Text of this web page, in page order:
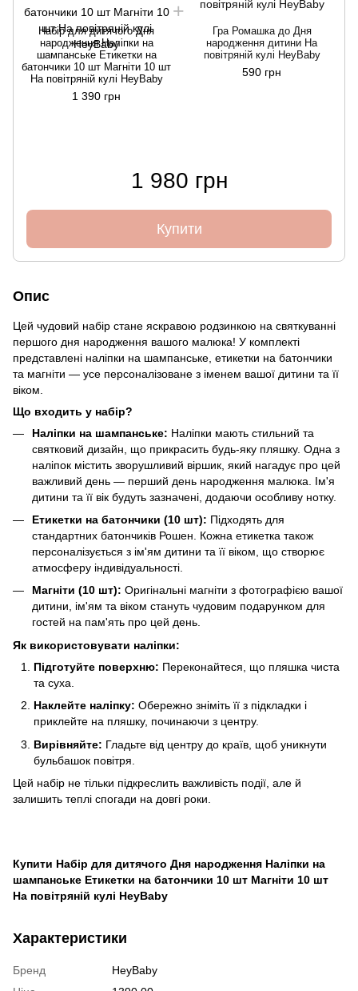
Набір для дитячого Дня
народження Наліпки на
шампанське Етикетки на
батончики 10 шт Магніти 10 шт
На повітряній кулі HeyBaby
1 390 грн
Гра Ромашка до Дня
народження дитини На
повітряній кулі HeyBaby
590 грн
1 980 грн
Купити
Опис
Цей чудовий набір стане яскравою родзинкою на святкуванні
першого дня народження вашого малюка! У комплекті
представлені наліпки на шампанське, етикетки на батончики
та магніти — усе персоналізоване з іменем вашої дитини та її
віком.
Що входить у набір?
Наліпки на шампанське: Наліпки мають стильний та
святковий дизайн, що прикрасить будь-яку пляшку. Одна з
наліпок містить зворушливий віршик, який нагадує про цей
важливий день — перший день народження малюка. Ім'я
дитини та її вік будуть зазначені, додаючи особливу нотку.
Етикетки на батончики (10 шт): Підходять для
стандартних батончиків Рошен. Кожна етикетка також
персоналізується з ім'ям дитини та її віком, що створює
атмосферу індивідуальності.
Магніти (10 шт): Оригінальні магніти з фотографією вашої
дитини, ім'ям та віком стануть чудовим подарунком для
гостей на пам'ять про цей день.
Як використовувати наліпки:
Підготуйте поверхню: Переконайтеся, що пляшка чиста
та суха.
Наклейте наліпку: Обережно зніміть її з підкладки і
приклейте на пляшку, починаючи з центру.
Вирівняйте: Гладьте від центру до країв, щоб уникнути
бульбашок повітря.
Цей набір не тільки підкреслить важливість події, але й
залишить теплі спогади на довгі роки.
Купити Набір для дитячого Дня народження Наліпки на
шампанське Етикетки на батончики 10 шт Магніти 10 шт
На повітряній кулі HeyBaby
Характеристики
Бренд
HeyBaby